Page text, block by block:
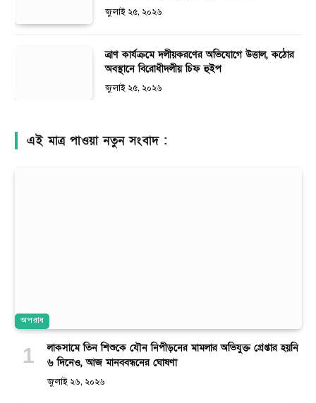
জুলাই ২৫, ২০২৬
ত্রাণ কার্যক্রমে দলীয়করণের অভিযোগে উত্তাল, কঠোর
অবস্থানে বিরোধীদলীয় চিফ হুইপ
জুলাই ২৫, ২০২৬
এই মাত্র পাওয়া নতুন সংবাদ :
অপরাধ
লাকসামে তিন শিশুকে যৌন নিপীড়নের মামলার অভিযুক্ত গ্রেপ্তার হয়নি
৬ দিনেও, আজ মানববন্ধনের ঘোষণা
জুলাই ২৬, ২০২৬